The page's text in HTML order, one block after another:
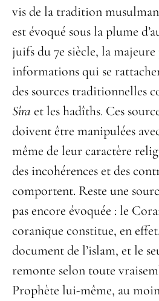
vis de la tradition
est évoqué sous la plume
juifs du 7e siècle, la
informations qui se
des sources traditionnelles
Sîra et les hadîths. Ces
doivent être manipulées
même de leur caractère
des incohérences et des
comportent. Reste une
pas encore évoquée : le
coranique constitue, en
document de l’islam, et le
remonte selon toute
Prophète lui-même, au